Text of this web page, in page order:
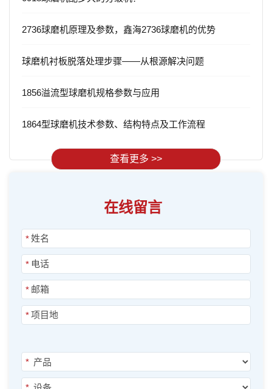
2736球磨机原理及参数，鑫海2736球磨机的优势
球磨机衬板脱落处理步骤——从根源解决问题
1856溢流型球磨机规格参数与应用
1864型球磨机技术参数、结构特点及工作流程
查看更多 >>
在线留言
*
*
*
*
*